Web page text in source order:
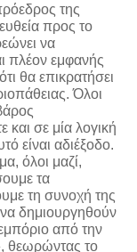
της
προς το
να
πλέον εμφανής
θα επικρατήσει
Όλοι
σε μία λογική
είναι αδιέξοδο.
όλοι μαζί,
τα
τη συνοχή της
δημιουργηθούν
από την
θεωρώντας το